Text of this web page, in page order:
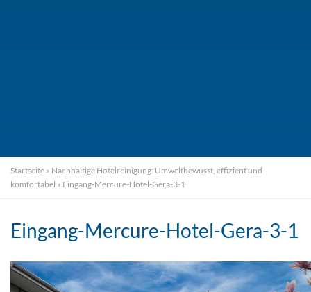
Startseite » Nachhaltige Hotelreinigung: Umweltbewusst, effizient und
komfortabel » Eingang-Mercure-Hotel-Gera-3-1
Eingang-Mercure-Hotel-Gera-3-1